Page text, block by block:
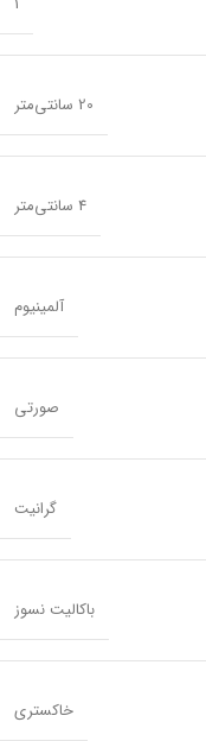
20 سانتی‌متر
4 سانتی‌متر
آلمینیوم
صورتی
گرانیت
باکالیت نسوز
خاکستری